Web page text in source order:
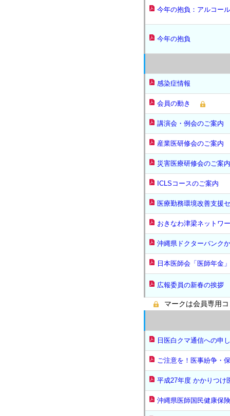
今年の抱負：アルコー
今年の抱負
感染症情報
会員の動き
講演会・例会のご案内
産業医研修会のご案内
災害医療研修会のご案内
ICLSコースのご案内
医療勤務環境改善支援
おきなわ津梁ネットワ
沖縄県ドクターバンク
日本医師会「医師年金
広報委員の新春の挨拶
マークは会員専用
日医白クマ通信への申
ご注意を！医事紛争・
平成27年度 かかりつけ
沖縄県医師国民健康保